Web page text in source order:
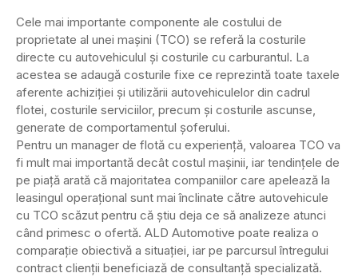
Cele mai importante componente ale costului de
proprietate al unei maşini (TCO) se referă la costurile
directe cu autovehiculul şi costurile cu carburantul. La
acestea se adaugă costurile fixe ce reprezintă toate taxele
aferente achiziţiei şi utilizării autovehiculelor din cadrul
flotei, costurile serviciilor, precum şi costurile ascunse,
generate de comportamentul şoferului.
Pentru un manager de flotă cu experienţă, valoarea TCO va
fi mult mai importantă decât costul maşinii, iar tendinţele de
pe piaţă arată că majoritatea companiilor care apelează la
leasingul operaţional sunt mai înclinate către autovehicule
cu TCO scăzut pentru că ştiu deja ce să analizeze atunci
când primesc o ofertă. ALD Automotive poate realiza o
comparaţie obiectivă a situaţiei, iar pe parcursul întregului
contract clienţii beneficiază de consultanţă specializată.